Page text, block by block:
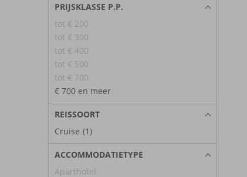
PRIJSKLASSE P.P.
tot € 200
tot € 300
tot € 400
tot € 500
tot € 700
€ 700 en meer
REISSOORT
Cruise (1)
ACCOMMODATIETYPE
Aparthotel